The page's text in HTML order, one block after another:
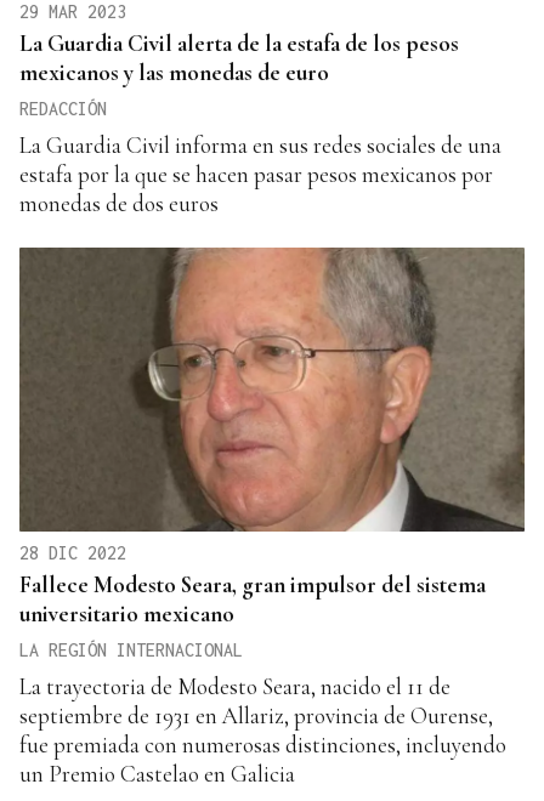
29 MAR 2023
La Guardia Civil alerta de la estafa de los pesos
mexicanos y las monedas de euro
REDACCIÓN
La Guardia Civil informa en sus redes sociales de una
estafa por la que se hacen pasar pesos mexicanos por
monedas de dos euros
28 DIC 2022
Fallece Modesto Seara, gran impulsor del sistema
universitario mexicano
LA REGIÓN INTERNACIONAL
La trayectoria de Modesto Seara, nacido el 11 de
septiembre de 1931 en Allariz, provincia de Ourense,
fue premiada con numerosas distinciones, incluyendo
un Premio Castelao en Galicia